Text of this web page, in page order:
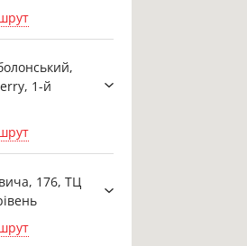
1-й
176, ТЦ